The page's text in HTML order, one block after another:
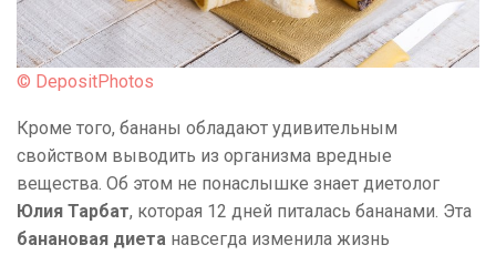
© DepositPhotos
Кроме того, бананы обладают удивительным
свойством выводить из организма вредные
вещества. Об этом не понаслышке знает диетолог
Юлия Тарбат, которая 12 дней питалась бананами. Эта
банановая диета навсегда изменила жизнь